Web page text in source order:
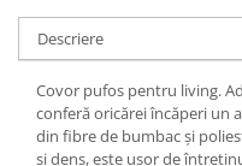
Descriere
Covor pufos pentru living.
conferă oricărei încăperi un
din fibre de bumbac și
și dens, este ușor de